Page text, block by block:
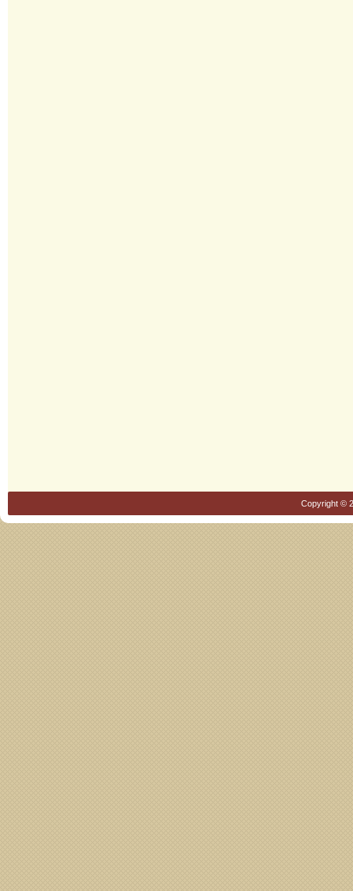
Copyright ©